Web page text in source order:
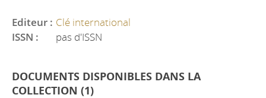
Editeur : Clé international
ISSN :
pas d'ISSN
DOCUMENTS DISPONIBLES DANS LA
COLLECTION (1)